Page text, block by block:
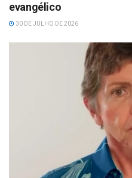
evangélico
30 DE JULHO DE 2026